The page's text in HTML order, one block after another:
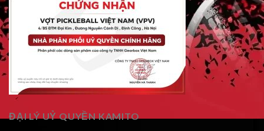
ĐẠI LÝ UỶ QUYỀN KAMITO